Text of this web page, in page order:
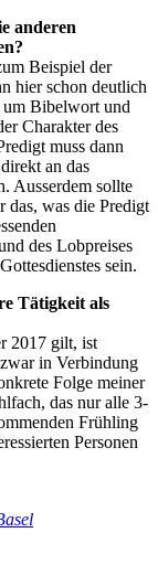
anderen
Beispiel der
hier schon deutlich
um Bibelwort und
Charakter des
muss dann
an das
Ausserdem sollte
das, was die Predigt
des Lobpreises
sein.
Tätigkeit als
2017 gilt, ist
in Verbindung
Folge meiner
das nur alle 3-
Frühling
Personen